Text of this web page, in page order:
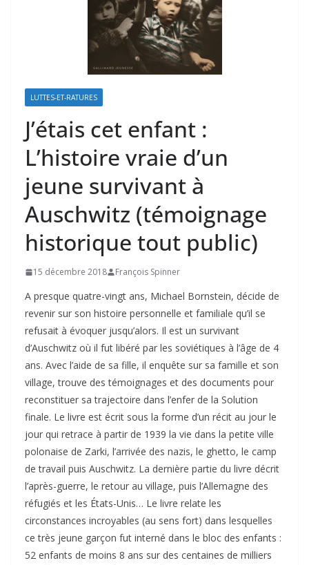
LUTTES-ET-RATURES
J’étais cet enfant :
L’histoire vraie d’un
jeune survivant à
Auschwitz (témoignage
historique tout public)
15 décembre 2018 François Spinner
A presque quatre-vingt ans, Michael Bornstein, décide de
revenir sur son histoire personnelle et familiale qu’il se
refusait à évoquer jusqu’alors. Il est un survivant
d’Auschwitz où il fut libéré par les soviétiques à l’âge de 4
ans. Avec l’aide de sa fille, il enquête sur sa famille et son
village, trouve des témoignages et des documents pour
reconstituer sa trajectoire dans l’enfer de la Solution
finale. Le livre est écrit sous la forme d’un récit au jour le
jour qui retrace à partir de 1939 la vie dans la petite ville
polonaise de Zarki, l’arrivée des nazis, le ghetto, le camp
de travail puis Auschwitz. La dernière partie du livre décrit
l’après-guerre, le retour au village, puis l’Allemagne des
réfugiés et les États-Unis… Le livre relate les
circonstances incroyables (au sens fort) dans lesquelles
ce très jeune garçon fut interné dans le bloc des enfants :
52 enfants de moins 8 ans sur des centaines de milliers